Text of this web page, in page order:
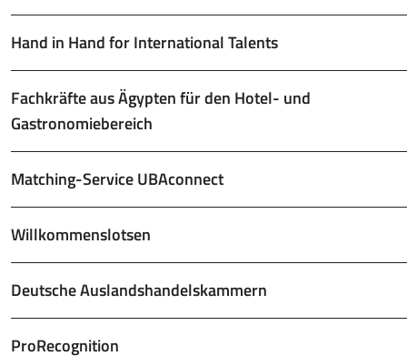
Hand in Hand for International Talents
Fachkräfte aus Ägypten für den Hotel- und
Gastronomiebereich
Matching-Service UBAconnect
Willkommenslotsen
Deutsche Auslandshandelskammern
ProRecognition